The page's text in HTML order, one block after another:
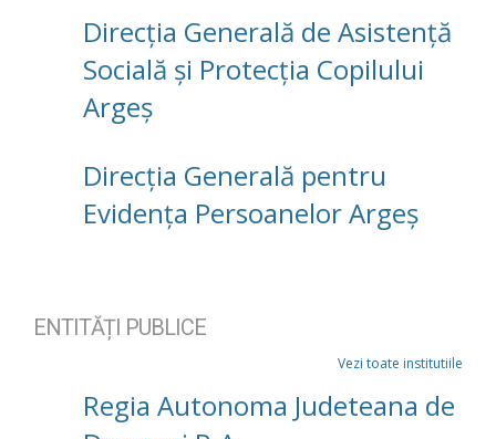
Direcţia Generală de Asistenţă
Socială şi Protecţia Copilului
Argeş
Direcția Generală pentru
Evidența Persoanelor Argeș
ENTITĂȚI PUBLICE
Vezi toate institutiile
Regia Autonoma Judeteana de